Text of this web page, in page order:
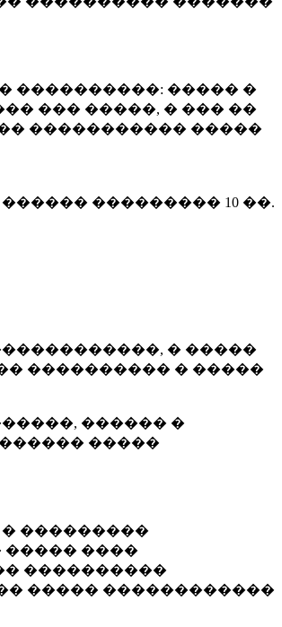
����������: ����� �
��� �����, � ��� ��
����������� �����
������ ��������� 10 ��.
� �����
���������� � �����
������ �
�����
���������
����� ����
����������
����� ������������